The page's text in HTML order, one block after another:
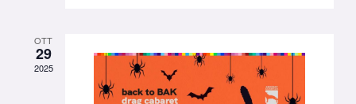
OTT
29
2025